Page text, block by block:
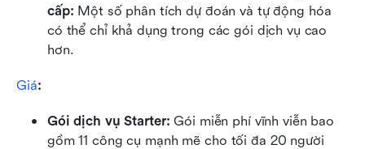
cấp: Một số phân tích dự đoán và tự động hóa
có thể chỉ khả dụng trong các gói dịch vụ cao
hơn.
Giá:
Gói dịch vụ Starter: Gói miễn phí vĩnh viễn bao
gồm 11 công cụ mạnh mẽ cho tối đa 20 người